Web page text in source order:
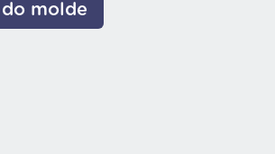
molde